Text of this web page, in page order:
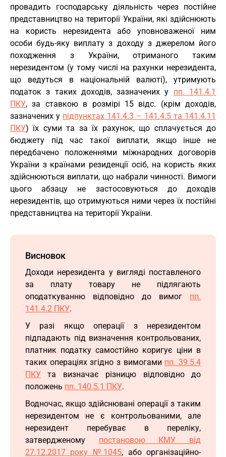
провадить господарську діяльність через постійне
представництво на території України, які здійснюють
на користь нерезидента або уповноваженої ним
особи будь-яку виплату з доходу з джерелом його
походження з України, отриманого таким
нерезидентом (у тому числі на рахунки нерезидента,
що ведуться в національній валюті), утримують
податок з таких доходів, зазначених у пп. 141.4.1
ПКУ, за ставкою в розмірі 15 відс. (крім доходів,
зазначених у підпунктах 141.4.3 – 141.4.5 та 141.4.11
ПКУ) їх суми та за їх рахунок, що сплачується до
бюджету під час такої виплати, якщо інше не
передбачено положеннями міжнародних договорів
України з країнами резиденції осіб, на користь яких
здійснюються виплати, що набрали чинності. Вимоги
цього абзацу не застосовуються до доходів
нерезидентів, що отримуються ними через їх постійні
представництва на території України.
Висновок
Доходи нерезидента у вигляді поставленого
за плату товару не підлягають
оподаткуванню відповідно до вимог пп.
141.4.2 ПКУ.
У разі якщо операції з нерезидентом
підпадають під визначення контрольованих,
платник податку самостійно коригує ціни в
таких операціях згідно з вимогами пп. 39.5.4
ПКУ та визначає різницю відповідно до
положень пп. 140.5.1 ПКУ.
Водночас, якщо здійснювані операції з таким
нерезидентом не є контрольованими, але
нерезидент перебуває в переліку,
затвердженому постановою КМУ від
27.12.2017 року №1045, або організаційно-